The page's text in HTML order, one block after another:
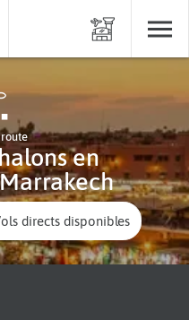
Vols directs disponibles